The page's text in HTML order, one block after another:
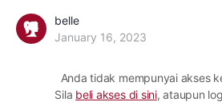
belle
January 16, 2023
Anda tidak mempunyai akses
Sila beli akses di sini, ataupun